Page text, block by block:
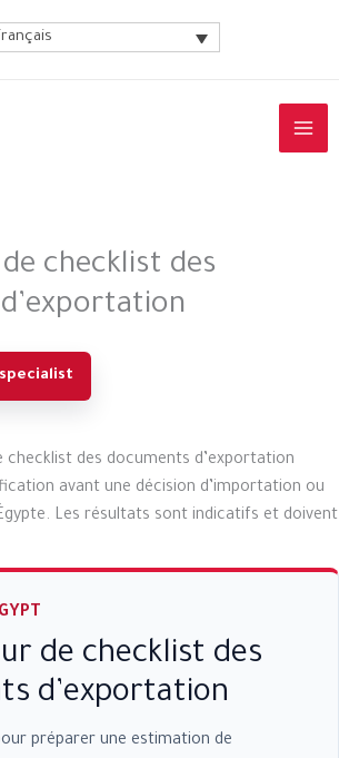
checklist des
checklist des documents d’exportation
avant une décision d’importation ou
Les résultats sont indicatifs et doivent
de checklist des
d’exportation
préparer une estimation de